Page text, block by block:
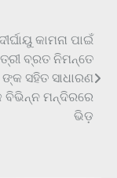
କାମନା ପାଇଁ
ବ୍ରତ ନିମନ୍ତେ
ଙ୍କ ସହିତ ସାଧାରଣ
ବିଭିନ୍ନ ମନ୍ଦିରରେ
ଭିଡ଼